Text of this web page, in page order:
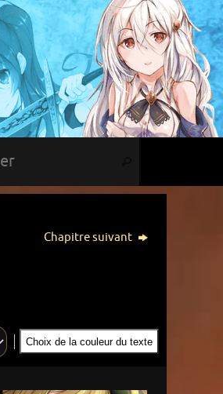
Chapitre suivant
Choix de la couleur du texte